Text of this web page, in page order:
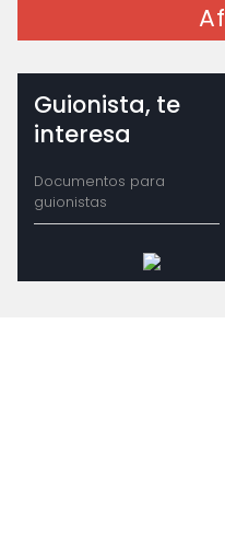
Guionista, te
interesa
Documentos para
guionistas